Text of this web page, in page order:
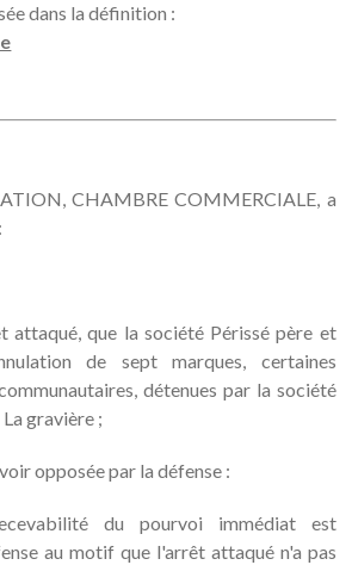
dans la définition :
CHAMBRE COMMERCIALE, a
attaqué, que la société Périssé père et
de sept marques, certaines
détenues par la société
gravière ;
opposée par la défense :
du pourvoi immédiat est
au motif que l'arrêt attaqué n'a pas